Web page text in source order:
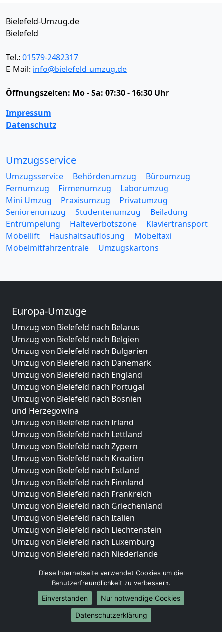
Bielefeld-Umzug.de
Bielefeld
Tel.: 01579-2482317
E-Mail: info@bielefeld-umzug.de
Öffnungszeiten: Mo - Sa: 07:30 - 16:30 Uhr
Impressum
Datenschutz
Umzugsservice
Umzugsservice Behördenumzug
Büroumzug
Fernumzug
Firmenumzug
Laborumzug
Mini Umzug
Praxisumzug
Privatumzug
Seniorenumzug
Studentenumzug
Beiladung
Entrümpelung
Halteverbotszone
Klaviertransport
Möbellift
Haushaltsauflösung
Möbeltaxi
Möbelmitfahrzentrale
Umzugskartons
Europa-Umzüge
Umzug von Bielefeld nach Belarus
Umzug von Bielefeld nach Belgien
Umzug von Bielefeld nach Bulgarien
Umzug von Bielefeld nach Dänemark
Umzug von Bielefeld nach England
Umzug von Bielefeld nach Portugal
Umzug von Bielefeld nach Bosnien
und Herzegowina
Umzug von Bielefeld nach Irland
Umzug von Bielefeld nach Lettland
Umzug von Bielefeld nach Zypern
Umzug von Bielefeld nach Kroatien
Umzug von Bielefeld nach Estland
Umzug von Bielefeld nach Finnland
Umzug von Bielefeld nach Frankreich
Umzug von Bielefeld nach Griechenland
Umzug von Bielefeld nach Italien
Umzug von Bielefeld nach Liechtenstein
Umzug von Bielefeld nach Luxemburg
Umzug von Bielefeld nach Niederlande
Umzüge-Deutschlandweit
Umzug von Bielefeld nach Berlin
Umzug von Bielefeld nach Hamburg
Umzug von Bielefeld nach München
Diese Internetseite verwendet Cookies um die
Benutzerfreundlichkeit zu verbessern.
Einverstanden
Nur notwendige Cookies
Datenschutzerklärung